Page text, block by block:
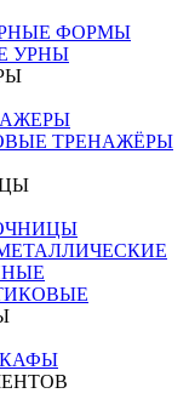
ФОРМЫ
УРНЫ
ТРЕНАЖЁРЫ